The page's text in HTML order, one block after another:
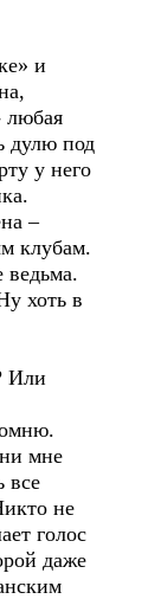
и
любая
дулю под
у него
–
клубам.
ведьма.
хоть в
Или
мне
все
не
голос
даже